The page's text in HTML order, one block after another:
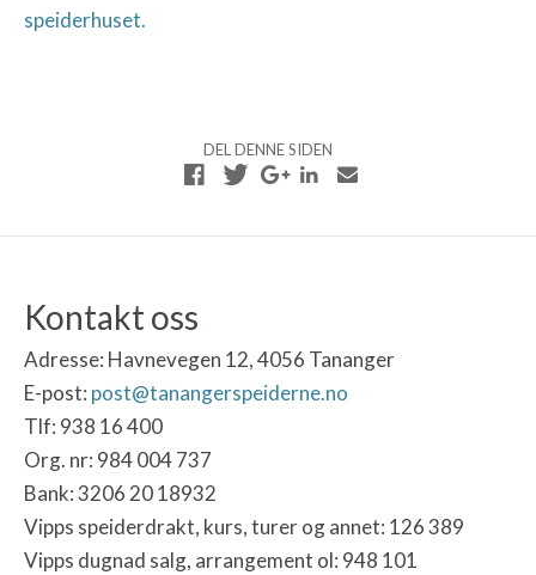
speiderhuset.
DEL DENNE SIDEN
Kontakt oss
Adresse: Havnevegen 12, 4056 Tananger
E-post: post@tanangerspeiderne.no
Tlf: 938 16 400
Org. nr: 984 004 737
Bank: 3206 20 18932
Vipps speiderdrakt, kurs, turer og annet: 126 389
Vipps dugnad salg, arrangement ol: 948 101